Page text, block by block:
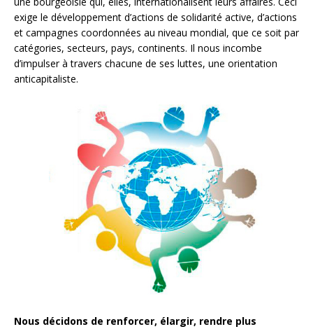
exige le développement d’actions de solidarité active, d’actions
et campagnes coordonnées au niveau mondial, que ce soit par
catégories, secteurs, pays, continents. Il nous incombe
d’impulser à travers chacune de ses luttes, une orientation
anticapitaliste.
Nous décidons de renforcer, élargir, rendre plus